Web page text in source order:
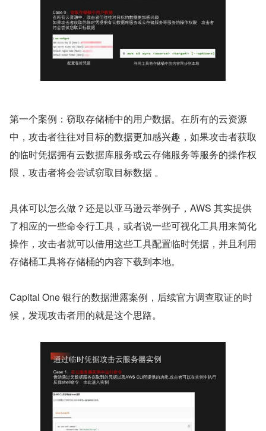
第一个案例：窃取存储桶中的用户数据。在所有的云资源
中，攻击者往往对目标的数据更加感兴趣，如果攻击者获取
的临时凭据拥有云数据库服务或云存储服务等服务的操作权
限，攻击者将会尝试窃取目标数据 。
具体可以怎么做？还是以亚马逊云举例子，AWS 其实提供
了相应的一些命令行工具，或者说一些可视化工具用来简化
操作，攻击者就可以借用这些工具配置临时凭据，并且利用
存储桶工具将存储桶的内容下载到本地。
Capital One 银行的数据泄露案例，后续官方调查取证的时
候，发现攻击者用的就是这个思路。